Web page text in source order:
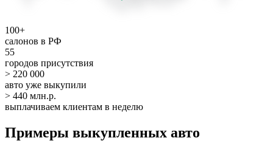
100+
салонов в РФ
55
городов присутствия
> 220 000
авто уже выкупили
> 440 млн.р.
выплачиваем клиентам в неделю
Примеры выкупленных авто